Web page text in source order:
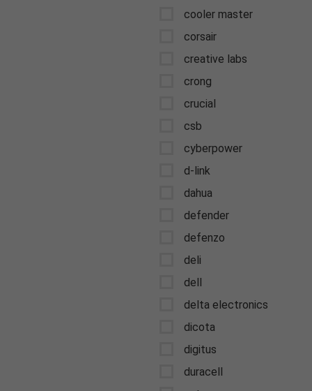
cooler master
corsair
creative labs
crong
crucial
csb
cyberpower
d-link
dahua
defender
defenzo
deli
dell
delta electronics
dicota
digitus
duracell